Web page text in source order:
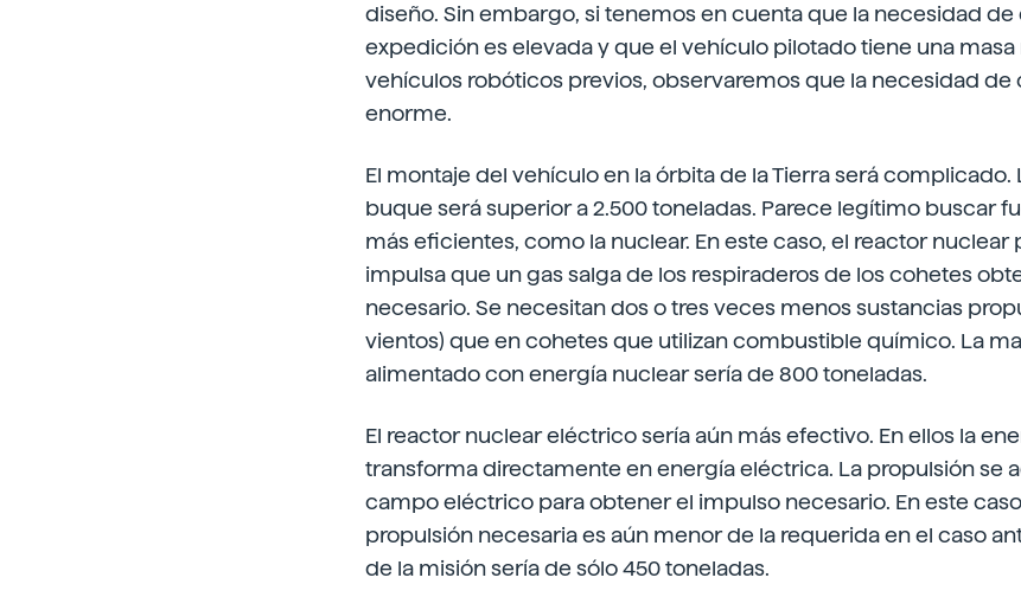
diseño. Sin embargo, si tenemos en cuenta que la necesidad de
expedición es elevada y que el vehículo pilotado tiene una
vehículos robóticos previos, observaremos que la necesidad
enorme.
El montaje del vehículo en la órbita de la Tierra será complicado.
buque será superior a 2.500 toneladas. Parece legítimo buscar
más eficientes, como la nuclear. En este caso, el reactor nuclear
impulsa que un gas salga de los respiraderos de los cohetes
necesario. Se necesitan dos o tres veces menos sustancias
vientos) que en cohetes que utilizan combustible químico. La
alimentado con energía nuclear sería de 800 toneladas.
El reactor nuclear eléctrico sería aún más efectivo. En ellos la
transforma directamente en energía eléctrica. La propulsión se
campo eléctrico para obtener el impulso necesario. En este
propulsión necesaria es aún menor de la requerida en el caso
de la misión sería de sólo 450 toneladas.